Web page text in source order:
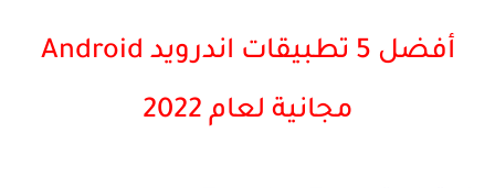
أفضل 5 تطبيقات اندرويد Android
مجانية لعام 2022